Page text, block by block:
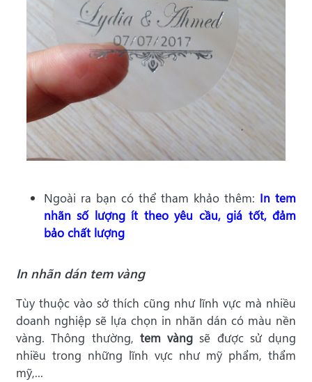
Ngoài ra bạn có thể tham khảo thêm: In tem
nhãn số lượng ít theo yêu cầu, giá tốt, đảm
bảo chất lượng
In nhãn dán tem vàng
Tùy thuộc vào sở thích cũng như lĩnh vực mà nhiều
doanh nghiệp sẽ lựa chọn in nhãn dán có màu nền
vàng. Thông thường, tem vàng sẽ được sử dụng
nhiều trong những lĩnh vực như mỹ phẩm, thẩm
mỹ,...